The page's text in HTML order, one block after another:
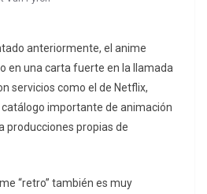
anteriormente, el anime
en una carta fuerte en la llamada
servicios como el de Netflix,
importante de animación
producciones propias de
“retro” también es muy